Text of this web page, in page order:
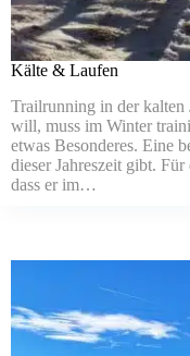
Kälte & Laufen
Trailrunning in der kalten
will, muss im Winter
etwas Besonderes. Eine
dieser Jahreszeit gibt.
dass er im…